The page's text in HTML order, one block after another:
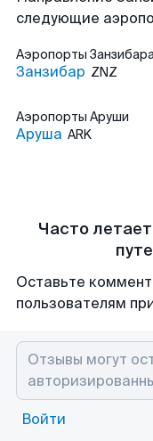
следующие
Аэропорты
Занзибар ZNZ
Аэропорты Аруши
Аруша ARK
Часто
Оставьте
пользователям
Войти